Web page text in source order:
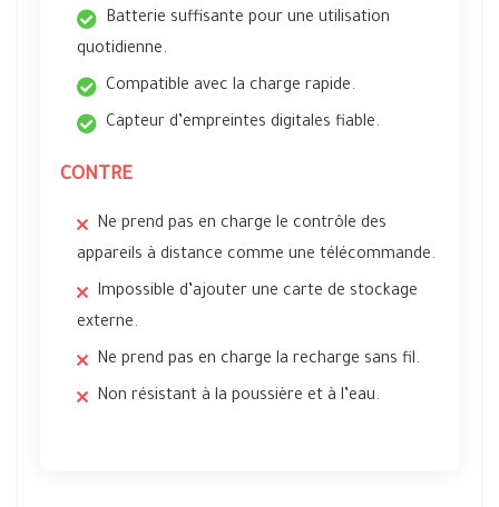
Batterie suffisante pour une utilisation
quotidienne.
Compatible avec la charge rapide.
Capteur d’empreintes digitales fiable.
CONTRE
Ne prend pas en charge le contrôle des
appareils à distance comme une télécommande.
Impossible d’ajouter une carte de stockage
externe.
Ne prend pas en charge la recharge sans fil.
Non résistant à la poussière et à l’eau.